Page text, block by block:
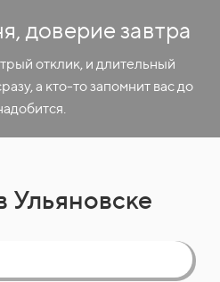
доверие завтра
отклик, и длительный
а кто-то запомнит вас до